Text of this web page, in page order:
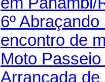
6º
encontro de
Moto
Arrancada de